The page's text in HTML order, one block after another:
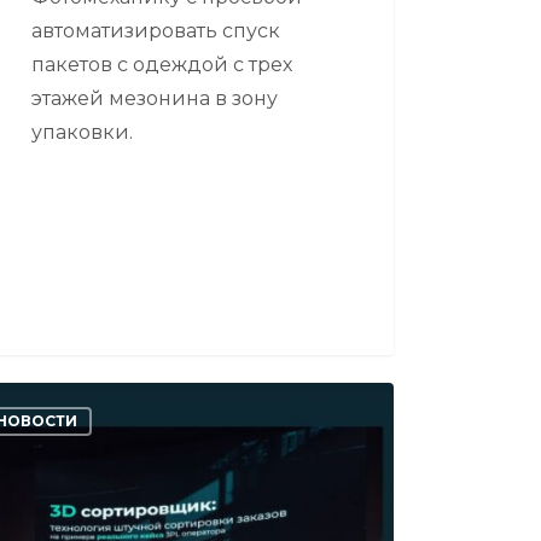
автоматизировать спуск
пакетов с одеждой с трех
этажей мезонина в зону
упаковки.